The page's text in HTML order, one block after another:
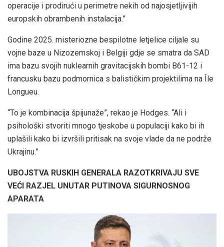
operacije i prodirući u perimetre nekih od najosjetljivijih
europskih obrambenih instalacija.”
Godine 2025. misteriozne bespilotne letjelice ciljale su
vojne baze u Nizozemskoj i Belgiji gdje se smatra da SAD
ima bazu svojih nuklearnih gravitacijskih bombi B61-12 i
francusku bazu podmornica s balističkim projektilima na Île
Longueu.
“To je kombinacija špijunaže”, rekao je Hodges. “Ali i
psihološki stvoriti mnogo tjeskobe u populaciji kako bi ih
uplašili kako bi izvršili pritisak na svoje vlade da ne podrže
Ukrajinu.”
UBOJSTVA RUSKIH GENERALA RAZOTKRIVAJU SVE
VEĆI RAZJEL UNUTAR PUTINOVA SIGURNOSNOG
APARATA